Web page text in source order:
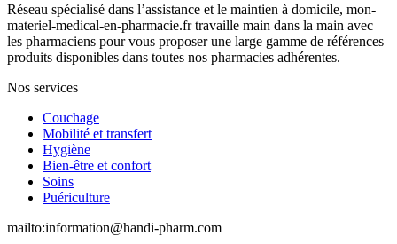
Réseau spécialisé dans l’assistance et le maintien à domicile, mon-
materiel-medical-en-pharmacie.fr travaille main dans la main avec
les pharmaciens pour vous proposer une large gamme de références
produits disponibles dans toutes nos pharmacies adhérentes.
Nos services
Couchage
Mobilité et transfert
Hygiène
Bien-être et confort
Soins
Puériculture
mailto:information@handi-pharm.com